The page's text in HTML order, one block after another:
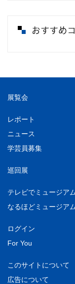
おすすめ
展覧会
レポート
ニュース
学芸員募集
巡回展
テレビでミュージア
なるほどミュージア
ログイン
For You
このサイトについて
広告について